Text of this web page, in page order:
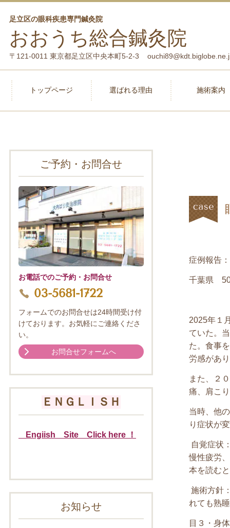
足立区の眼科疾患専門鍼灸院
おおうち総合鍼灸院
〒121-0011 東京都足立区中央本町5-2-3
トップページ 選ばれる理由 施術案内
症例報告
千葉県
2025年１
ていた。
た。食事
労感があ
また、２
痛、肩こ
当時、他
り症状が
自覚症状
慢性疲労
本を読む
施術方針
れても熟
目３・身
ご予約・お問合せ
お電話でのご予約・お問合せ
03-5681-1722
フォームでのお問合せは24時間受け付
けております。お気軽にご連絡くださ
い。
お問合せフォームへ
ＥＮＧＬＩＳＨ
Engiish Site Click here ！
お知らせ